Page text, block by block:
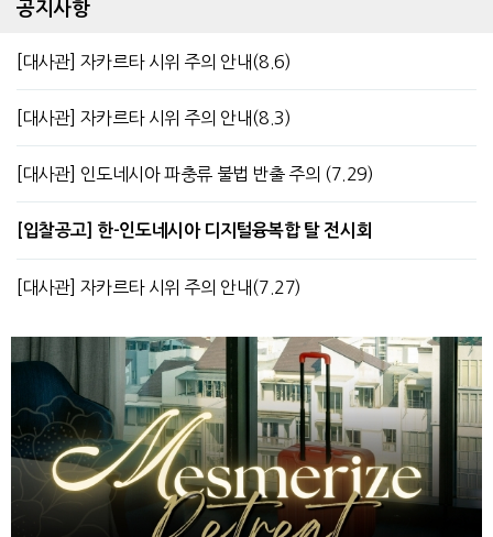
공지사항
[대사관] 자카르타 시위 주의 안내(8.6)
[대사관] 자카르타 시위 주의 안내(8.3)
[대사관] 인도네시아 파충류 불법 반출 주의 (7.29)
[입찰공고] 한-인도네시아 디지털융복합 탈 전시회
[대사관] 자카르타 시위 주의 안내(7.27)